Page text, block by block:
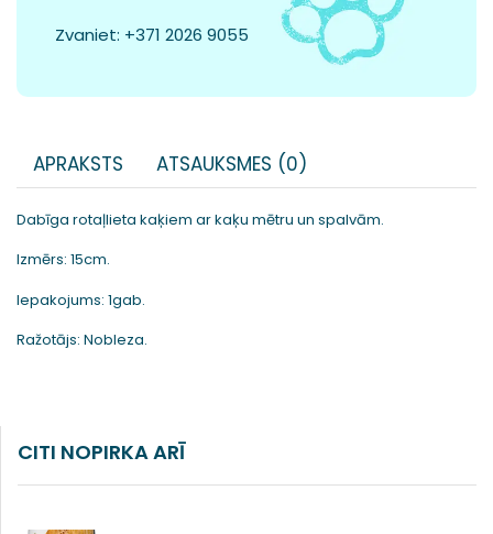
Zvaniet: +371 2026 9055
APRAKSTS ATSAUKSMES (0)
Dabīga rotaļlieta kaķiem ar kaķu mētru un spalvām.
Izmērs: 15cm.
Iepakojums: 1gab.
Ražotājs: Nobleza.
CITI NOPIRKA ARĪ